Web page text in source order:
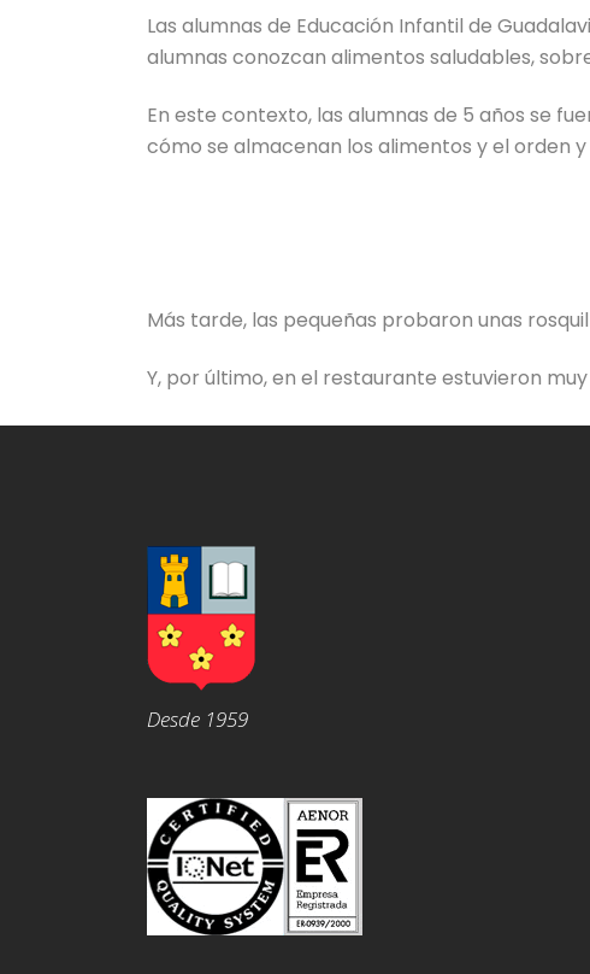
Las alumnas de Educación Infantil de
alumnas conozcan alimentos saludables,
En este contexto, las alumnas de 5 años se
cómo se almacenan los alimentos y el orden
Más tarde, las pequeñas probaron unas
Y, por último, en el restaurante estuvieron
Desde 1959